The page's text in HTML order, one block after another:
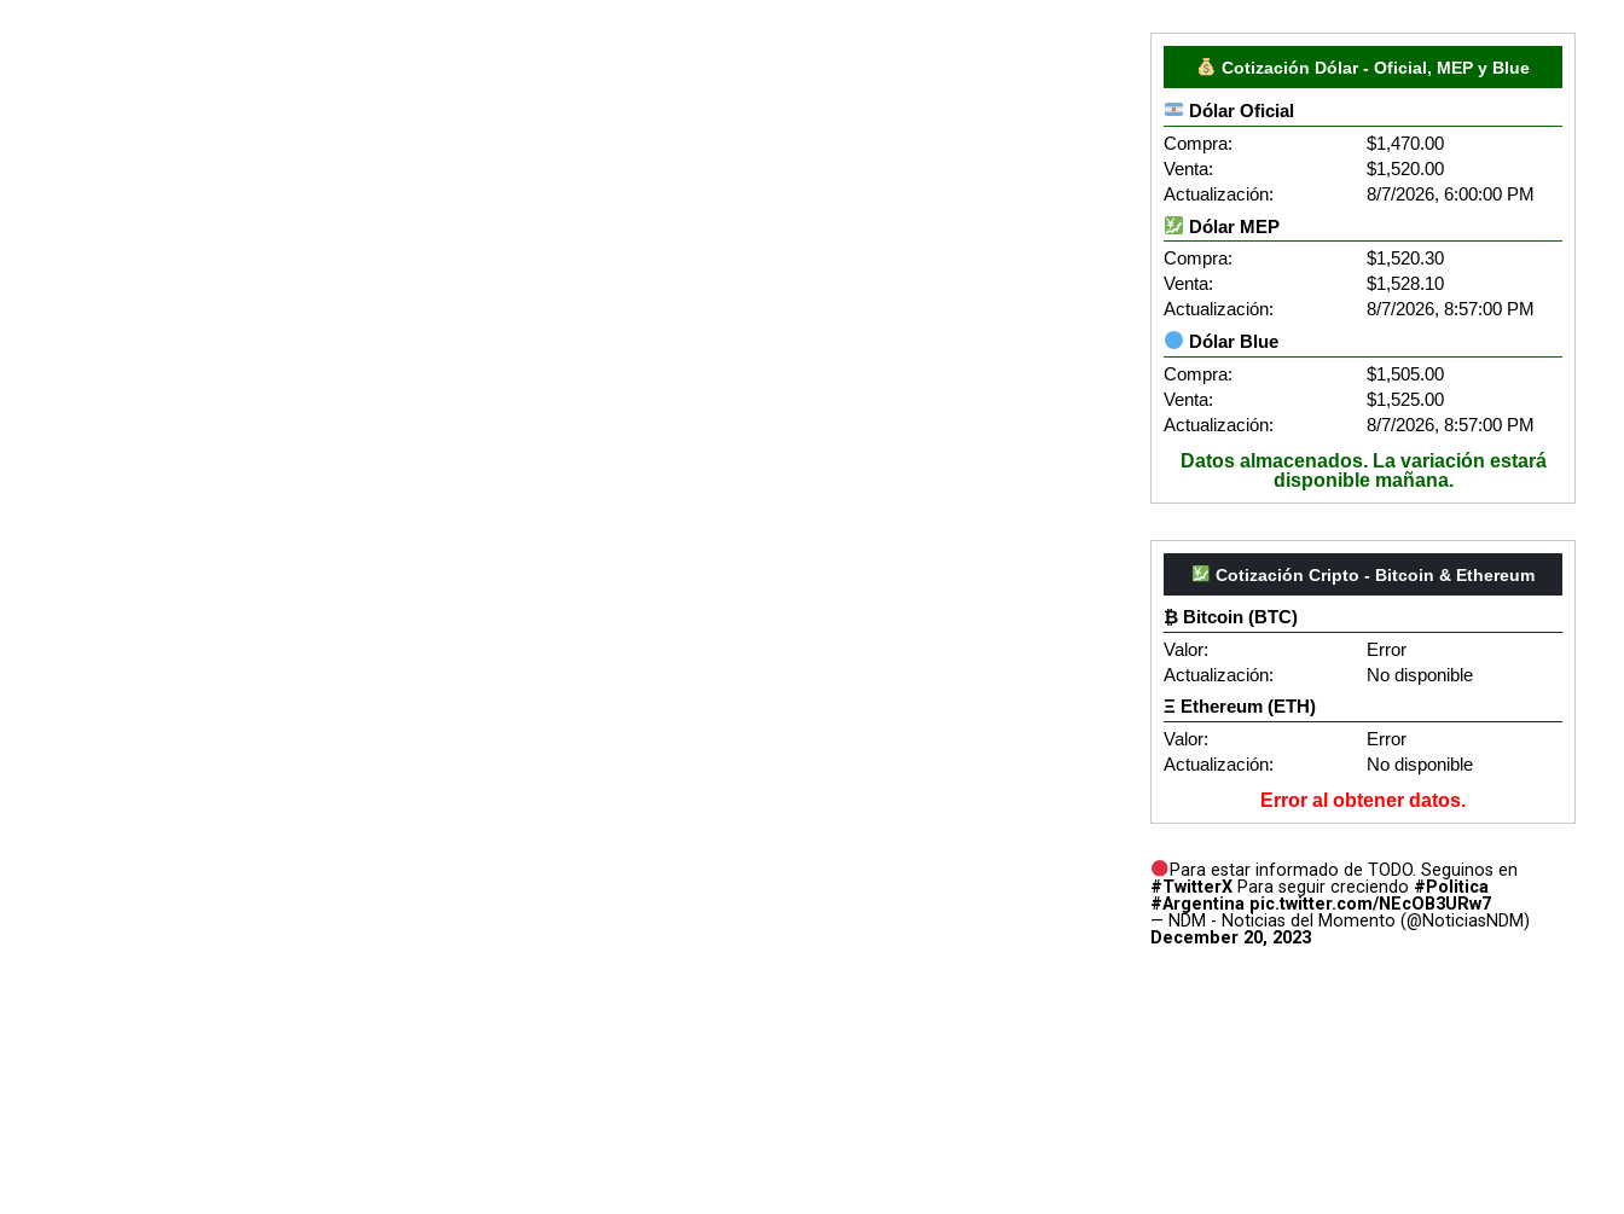
Cotización Dólar - Oficial, MEP y Blue
Dólar Oficial
Compra:
$1,470.00
Venta:
$1,520.00
Actualización:
8/7/2026, 6:00:00 PM
Dólar MEP
Compra:
$1,520.30
Venta:
$1,528.10
Actualización:
8/7/2026, 8:57:00 PM
Dólar Blue
Compra:
$1,505.00
Venta:
$1,525.00
Actualización:
8/7/2026, 8:57:00 PM
Datos almacenados. La variación estará
disponible mañana.
Cotización Cripto - Bitcoin & Ethereum
₿ Bitcoin (BTC)
Valor:
Error
Actualización:
No disponible
Ξ Ethereum (ETH)
Valor:
Error
Actualización:
No disponible
Error al obtener datos.
Para estar informado de TODO. Seguinos en
#TwitterX Para seguir creciendo #Politica
#Argentina pic.twitter.com/NEcOB3URw7
— NDM - Noticias del Momento (@NoticiasNDM)
December 20, 2023